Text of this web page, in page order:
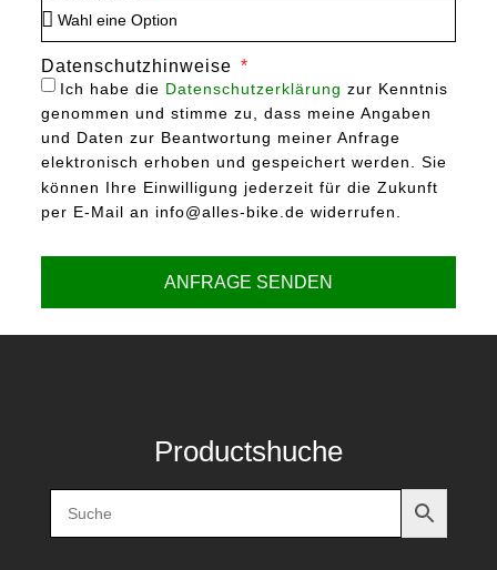
Datenschutzhinweise
Ich habe die Datenschutzerklärung zur Kenntnis
genommen und stimme zu, dass meine Angaben
und Daten zur Beantwortung meiner Anfrage
elektronisch erhoben und gespeichert werden. Sie
können Ihre Einwilligung jederzeit für die Zukunft
per E-Mail an info@alles-bike.de widerrufen.
ANFRAGE SENDEN
Productshuche